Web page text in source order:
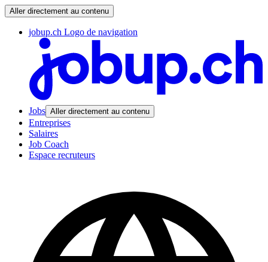
Aller directement au contenu
jobup.ch Logo de navigation
Jobs Aller directement au contenu
Entreprises
Salaires
Job Coach
Espace recruteurs